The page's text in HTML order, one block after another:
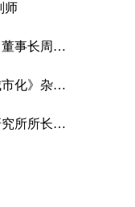
师
周北平：山东金辰建设集团有限公司董事长周北平
蔡义鸿：城市化委员会秘书长、《城市化》杂志社社长
魏后凯：中国社会科学院农村发展研究所所长、研究员、经济学博士。